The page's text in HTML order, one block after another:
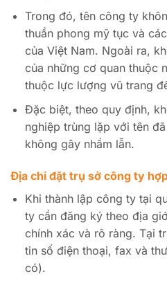
Trong đó, tên công ty
thuần phong mỹ tục và
của Việt Nam. Ngoài ra,
của những cơ quan thuộc
thuộc lực lượng vũ trang
Đặc biệt, theo quy định,
nghiệp trùng lặp với tên
không gây nhầm lẫn.
Địa chỉ đặt trụ sở công ty
Khi thành lập công ty tại
ty cần đăng ký theo địa
chính xác và rõ ràng. Tại
tin số điện thoại, fax và
có).